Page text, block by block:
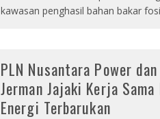
kawasan penghasil bahan bakar
PLN Nusantara Power
Jerman Jajaki Kerja Sama
Energi Terbarukan